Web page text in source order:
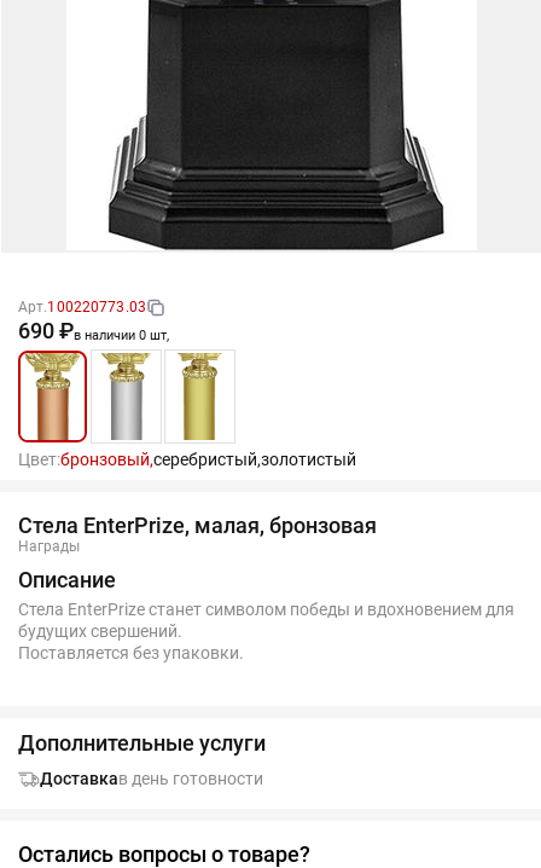
Арт.100220773.03
690 ₽в наличии 0 шт,
Цвет:бронзовый,серебристый,золотистый
Стела EnterPrize, малая, бронзовая
Награды
Описание
Стела EnterPrize станет символом победы и вдохновением для
будущих свершений.
Поставляется без упаковки.
Дополнительные услуги
Доставкав день готовности
Остались вопросы о товаре?